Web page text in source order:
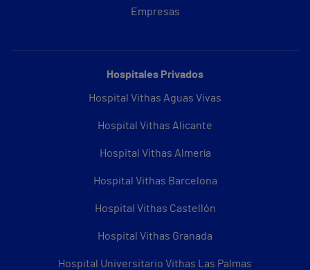
Empresas
Hospitales Privados
Hospital Vithas Aguas Vivas
Hospital Vithas Alicante
Hospital Vithas Almería
Hospital Vithas Barcelona
Hospital Vithas Castellón
Hospital Vithas Granada
Hospital Universitario Vithas Las Palmas